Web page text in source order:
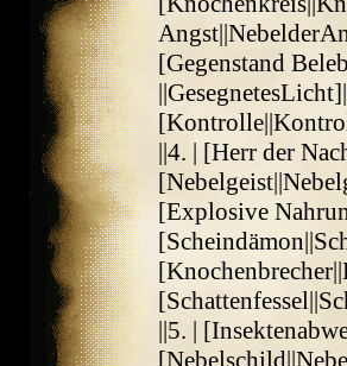
[Gegenstand
||4. | [Herr der
[Explosive
||5. |